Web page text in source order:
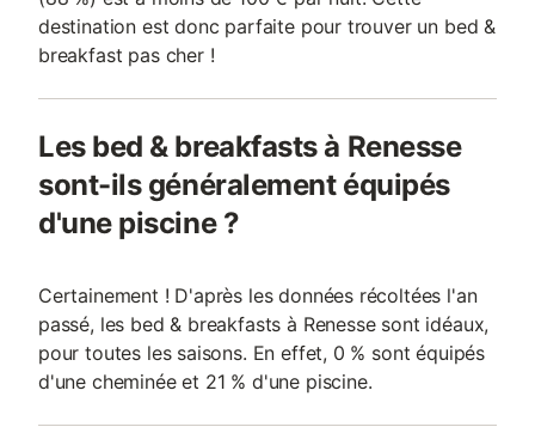
destination est donc parfaite pour trouver un bed &
breakfast pas cher !
Les bed & breakfasts à Renesse
sont-ils généralement équipés
d'une piscine ?
Certainement ! D'après les données récoltées l'an
passé, les bed & breakfasts à Renesse sont idéaux,
pour toutes les saisons. En effet, 0 % sont équipés
d'une cheminée et 21 % d'une piscine.